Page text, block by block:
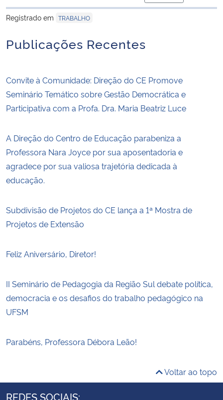
para área de
Registrado em TRABALHO
Publicações Recentes
Convite à Comunidade: Direção do CE Promove
Seminário Temático sobre Gestão Democrática e
Participativa com a Profa. Dra. Maria Beatriz Luce
A Direção do Centro de Educação parabeniza a
Professora Nara Joyce por sua aposentadoria e
agradece por sua valiosa trajetória dedicada à
educação.
Subdivisão de Projetos do CE lança a 1ª Mostra de
Projetos de Extensão
Feliz Aniversário, Diretor!
II Seminário de Pedagogia da Região Sul debate política,
democracia e os desafios do trabalho pedagógico na
UFSM
Parabéns, Professora Débora Leão!
Voltar ao topo
REDES SOCIAIS: